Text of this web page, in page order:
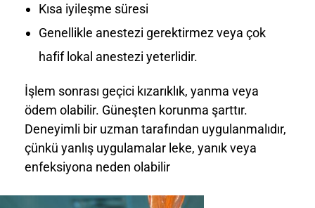
Kısa iyileşme süresi
Genellikle anestezi gerektirmez veya çok
hafif lokal anestezi yeterlidir.
İşlem sonrası geçici kızarıklık, yanma veya
ödem olabilir. Güneşten korunma şarttır.
Deneyimli bir uzman tarafından uygulanmalıdır,
çünkü yanlış uygulamalar leke, yanık veya
enfeksiyona neden olabilir